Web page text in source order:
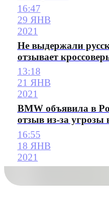
16:47
29 ЯНВ
2021
Не выдержали
отзывает
13:18
21 ЯНВ
2021
BMW объявила в
отзыв из-за угрозы
16:55
18 ЯНВ
2021